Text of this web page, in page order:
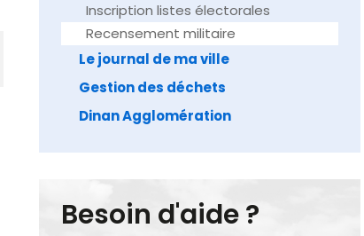
Inscription listes électorales
Recensement militaire
Le journal de ma ville
Gestion des déchets
Dinan Agglomération
Besoin d'aide ?